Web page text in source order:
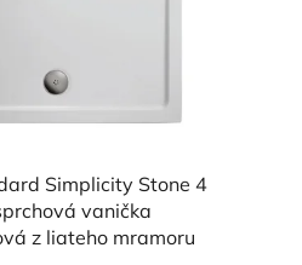
Simplicity Stone 4
vanička
z liateho mramoru